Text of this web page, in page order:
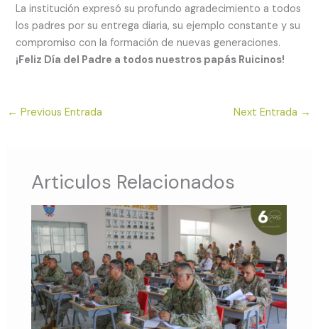
La institución expresó su profundo agradecimiento a todos
los padres por su entrega diaria, su ejemplo constante y su
compromiso con la formación de nuevas generaciones.
¡Feliz Día del Padre a todos nuestros papás Ruicinos!
← Previous Entrada Next Entrada →
Articulos Relacionados